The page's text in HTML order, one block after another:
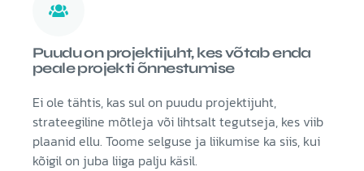
Puudu on projektijuht, kes võtab enda
peale projekti õnnestumise
Ei ole tähtis, kas sul on puudu projektijuht,
strateegiline mõtleja või lihtsalt tegutseja, kes viib
plaanid ellu. Toome selguse ja liikumise ka siis, kui
kõigil on juba liiga palju käsil.